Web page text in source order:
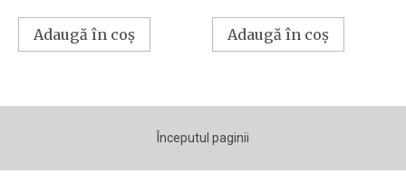
Adaugă în coș Adaugă în coș
Începutul paginii